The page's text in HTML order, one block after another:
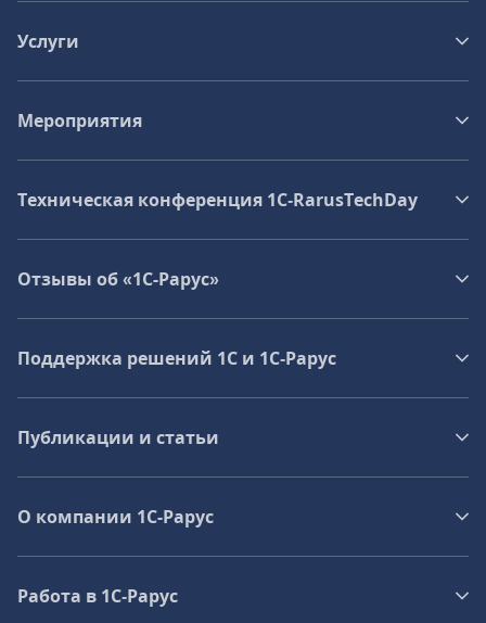
Услуги
Мероприятия
Техническая конференция 1C‑RarusTechDay
Отзывы об «1С-Рарус»
Поддержка решений 1С и 1С‑Рарус
Публикации и статьи
О компании 1C-Рарус
Работа в 1С‑Рарус